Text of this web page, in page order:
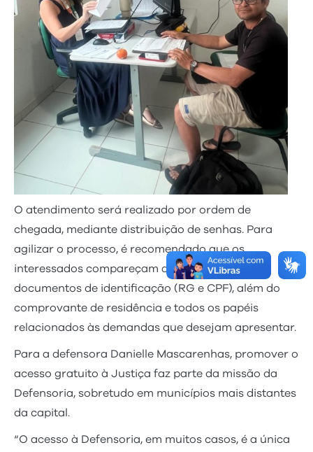
O atendimento será realizado por ordem de
chegada, mediante distribuição de senhas. Para
agilizar o processo, é recomendado que os
interessados compareçam ao local com
documentos de identificação (RG e CPF), além do
comprovante de residência e todos os papéis
relacionados às demandas que desejam apresentar.
Para a defensora Danielle Mascarenhas, promover o
acesso gratuito à Justiça faz parte da missão da
Defensoria, sobretudo em municípios mais distantes
da capital.
“O acesso à Defensoria, em muitos casos, é a única